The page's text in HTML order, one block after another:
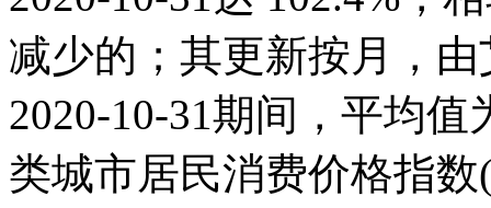
减少的；其更新按月，
2020-10-31期间，平均
类城市居民消费价格指